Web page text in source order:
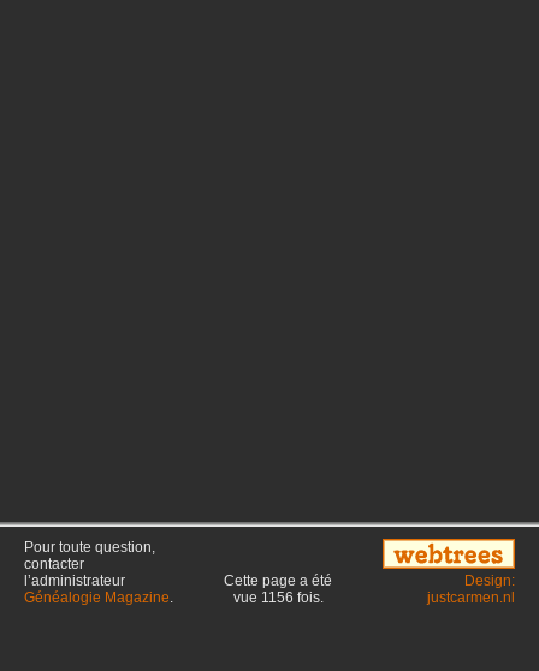
Pour toute question,
contacter
l’administrateur
Généalogie Magazine.
Cette page a été
vue 1156 fois.
Design:
justcarmen.nl